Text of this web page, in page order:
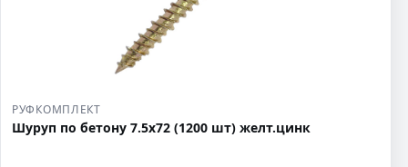
РУФКОМПЛЕКТ
Шуруп по бетону 7.5х72 (1200 шт) желт.цинк